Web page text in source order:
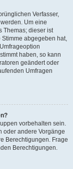
Verfasser,
Um eine
Themas; dieser ist
abgegeben hat,
haben, so kann
geändert oder
Umfragen
vorbehalten sein.
oder andere Vorgänge
Berechtigungen. Frage
Berechtigungen.